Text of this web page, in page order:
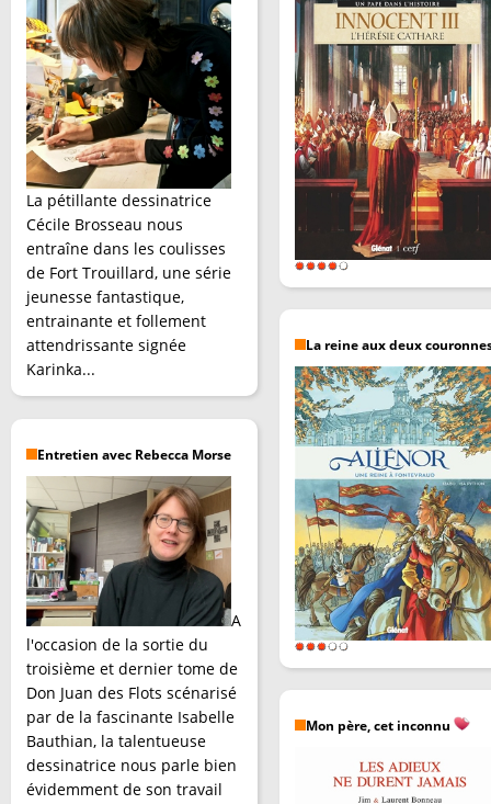
La pétillante dessinatrice
Cécile Brosseau nous
entraîne dans les coulisses
de Fort Trouillard, une série
jeunesse fantastique,
entrainante et follement
attendrissante signée
Karinka...
Entretien avec Rebecca Morse
A
l'occasion de la sortie du
troisième et dernier tome de
Don Juan des Flots scénarisé
par de la fascinante Isabelle
Bauthian, la talentueuse
dessinatrice nous parle bien
évidemment de son travail
La reine aux deux
Mon père, cet inconnu